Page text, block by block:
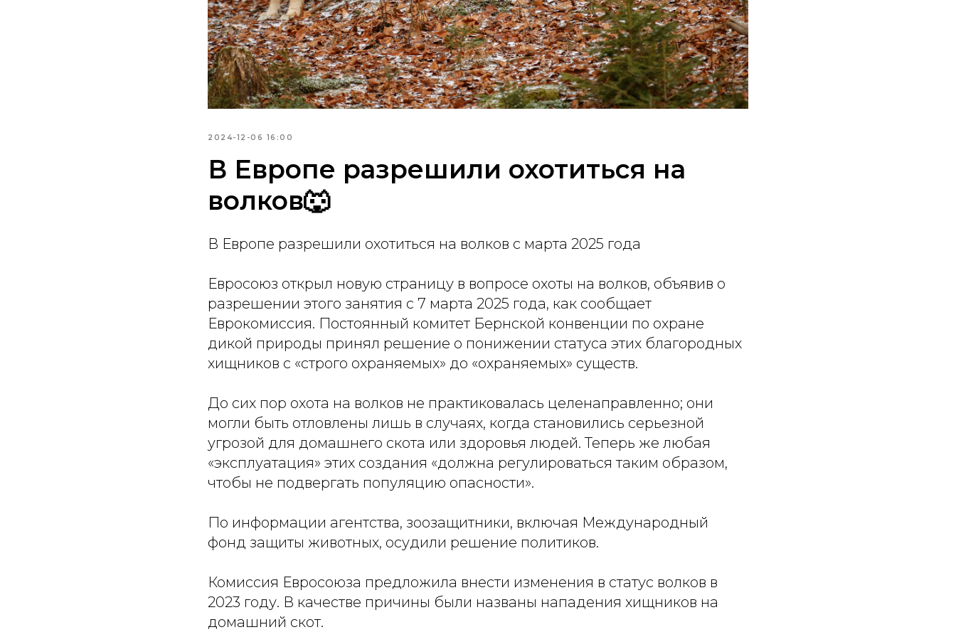
2024-12-06 16:00
В Европе разрешили охотиться на
волков🐺
В Европе разрешили охотиться на волков с марта 2025 года
Евросоюз открыл новую страницу в вопросе охоты на волков, объявив о
разрешении этого занятия с 7 марта 2025 года, как сообщает
Еврокомиссия. Постоянный комитет Бернской конвенции по охране
дикой природы принял решение о понижении статуса этих благородных
хищников с «строго охраняемых» до «охраняемых» существ.
До сих пор охота на волков не практиковалась целенаправленно; они
могли быть отловлены лишь в случаях, когда становились серьезной
угрозой для домашнего скота или здоровья людей. Теперь же любая
«эксплуатация» этих создания «должна регулироваться таким образом,
чтобы не подвергать популяцию опасности».
По информации агентства, зоозащитники, включая Международный
фонд защиты животных, осудили решение политиков.
Комиссия Евросоюза предложила внести изменения в статус волков в
2023 году. В качестве причины были названы нападения хищников на
домашний скот.